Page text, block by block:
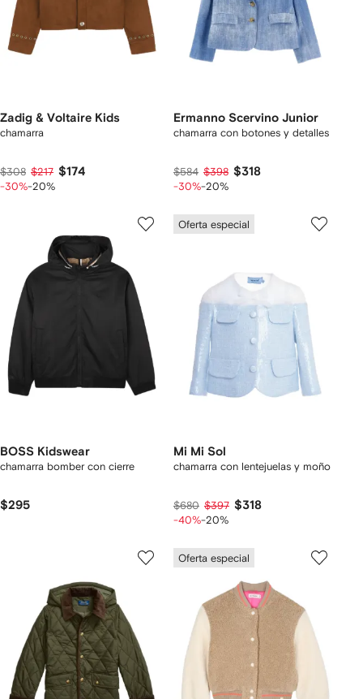
Zadig & Voltaire Kids
chamarra
$308 $217 $174
-30%-20%
Ermanno Scervino Junior
chamarra con botones y detalles
$584 $398 $318
-30%-20%
BOSS Kidswear
chamarra bomber con cierre
$295
Oferta especial
Mi Mi Sol
chamarra con lentejuelas y moño
$680 $397 $318
-40%-20%
Oferta especial